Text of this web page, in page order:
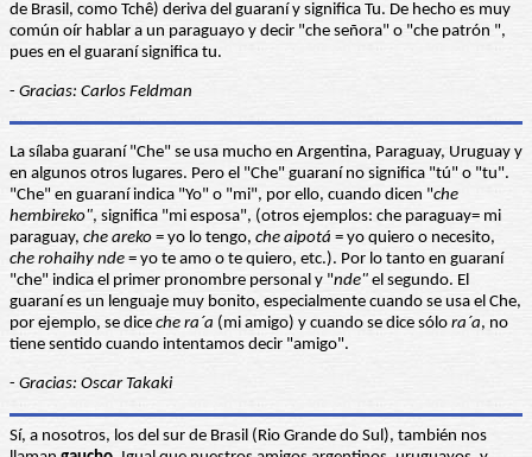
de Brasil, como Tchê) deriva del guaraní y significa Tu. De hecho es muy
común oír hablar a un paraguayo y decir "che señora" o "che patrón ",
pues en el guaraní significa tu.
- Gracias: Carlos Feldman
La sílaba guaraní "Che" se usa mucho en Argentina, Paraguay, Uruguay y
en algunos otros lugares. Pero el "Che" guaraní no significa "tú" o "tu".
"Che" en guaraní indica "Yo" o "mi", por ello, cuando dicen "che
hembireko", significa "mi esposa", (otros ejemplos: che paraguay= mi
paraguay, che areko = yo lo tengo, che aipotá = yo quiero o necesito,
che rohaihy nde = yo te amo o te quiero, etc.). Por lo tanto en guaraní
"che" indica el primer pronombre personal y "nde" el segundo. El
guaraní es un lenguaje muy bonito, especialmente cuando se usa el Che,
por ejemplo, se dice che ra´a (mi amigo) y cuando se dice sólo ra´a, no
tiene sentido cuando intentamos decir "amigo".
- Gracias: Oscar Takaki
Sí, a nosotros, los del sur de Brasil (Rio Grande do Sul), también nos